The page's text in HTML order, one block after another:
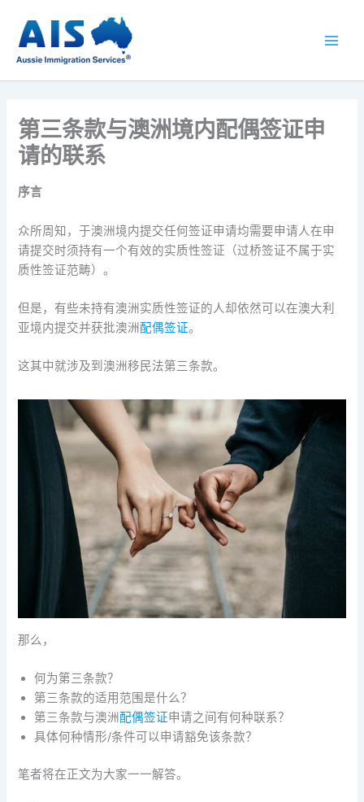
第三条款与澳洲境内配偶签证申
请的联系
序言
众所周知，于澳洲境内提交任何签证申请均需要申请人在申
请提交时须持有一个有效的实质性签证（过桥签证不属于实
质性签证范畴）。
但是，有些未持有澳洲实质性签证的人却依然可以在澳大利
亚境内提交并获批澳洲配偶签证。
这其中就涉及到澳洲移民法第三条款。
那么，
何为第三条款？
第三条款的适用范围是什么？
第三条款与澳洲配偶签证申请之间有何种联系？
具体何种情形/条件可以申请豁免该条款？
笔者将在正文为大家一一解答。